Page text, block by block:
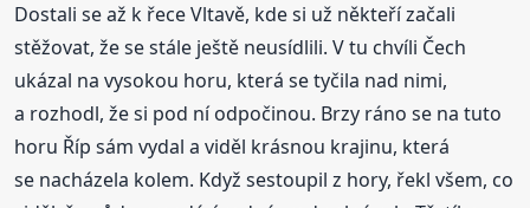
Dostali se až k řece Vltavě, kde si už někteří začali
stěžovat, že se stále ještě neusídlili. V tu chvíli Čech
ukázal na vysokou horu, která se tyčila nad nimi,
a rozhodl, že si pod ní odpočinou. Brzy ráno se na tuto
horu Říp sám vydal a viděl krásnou krajinu, která
se nacházela kolem. Když sestoupil z hory, řekl všem, co